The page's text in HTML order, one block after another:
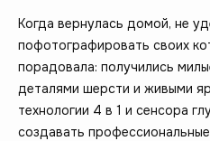
Когда вернулась домой, не
пофотографировать своих
порадовала: получились
деталями шерсти и живыми
технологии 4 в 1 и сенсора
создавать